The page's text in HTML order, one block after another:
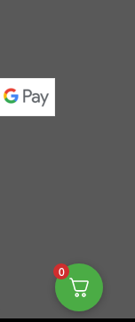
0